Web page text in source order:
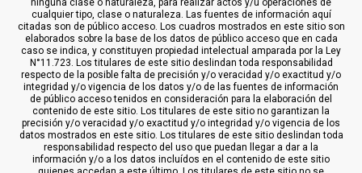
cualquier tipo, clase o naturaleza. Las fuentes de información aquí
citadas son de público acceso. Los cuadros mostrados en este sitio son
elaborados sobre la base de los datos de público acceso que en cada
caso se indica, y constituyen propiedad intelectual amparada por la Ley
N°11.723. Los titulares de este sitio deslindan toda responsabilidad
respecto de la posible falta de precisión y/o veracidad y/o exactitud y/o
integridad y/o vigencia de los datos y/o de las fuentes de información
de público acceso tenidos en consideración para la elaboración del
contenido de este sitio. Los titulares de este sitio no garantizan la
precisión y/o veracidad y/o exactitud y/o integridad y/o vigencia de los
datos mostrados en este sitio. Los titulares de este sitio deslindan toda
responsabilidad respecto del uso que puedan llegar a dar a la
información y/o a los datos incluídos en el contenido de este sitio